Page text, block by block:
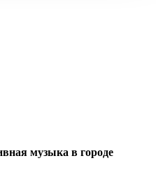
музыка в городе